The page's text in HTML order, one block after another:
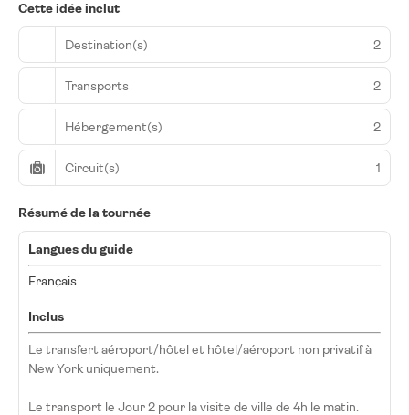
Cette idée inclut
Destination(s) 2
Transports 2
Hébergement(s) 2
Circuit(s) 1
Résumé de la tournée
Langues du guide
Français
Inclus
Le transfert aéroport/hôtel et hôtel/aéroport non privatif à
New York uniquement.
Le transport le Jour 2 pour la visite de ville de 4h le matin.